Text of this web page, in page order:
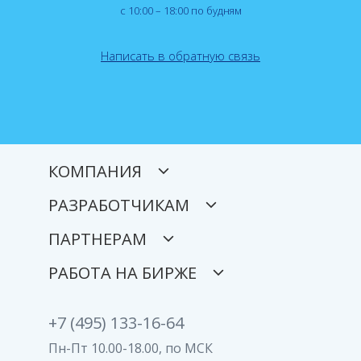
с 10:00 – 18:00 по будням
Написать в обратную связь
КОМПАНИЯ
РАЗРАБОТЧИКАМ
ПАРТНЕРАМ
РАБОТА НА БИРЖЕ
+7 (495) 133-16-64
Пн-Пт 10.00-18.00, по МСК